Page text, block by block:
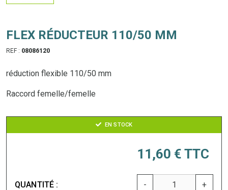
FLEX RÉDUCTEUR 110/50 MM
REF : 08086120
réduction flexible 110/50 mm
Raccord femelle/femelle
EN STOCK
11,60 € TTC
QUANTITÉ : - +